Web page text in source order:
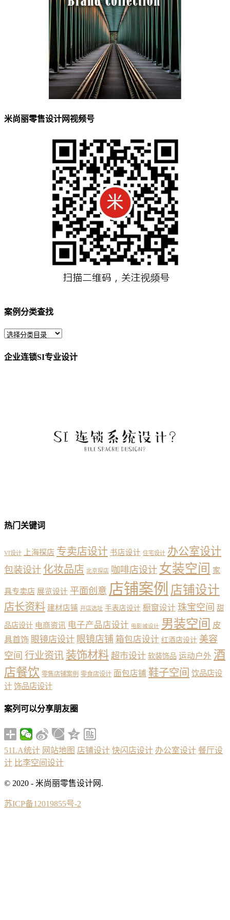
米尚丽零售设计网视频号
案例分类查找
企业连锁SI专业设计
热门关键词
VI设计 上海探店 专卖店设计 书店设计 住宅设计 办公室设计
包装设计 化妆品店 北京探店 咖啡店设计 女装空间 家
具专卖店 展览设计 平面创意 店铺案例 店铺设计
店长资料 建材店铺 开店选址 手表店设计 橱窗设计 珠宝空间 甜
品店设计 电商资讯 电子产品店设计 电影城设计 男装空间 皮
具首饰 眼镜店设计 眼镜店铺 箱包店设计 红酒店设计 美容
空间 行业资讯 装饰材料 超市设计 软装饰品 运动户外 酒
店餐饮 零售店铺案例 零食店设计 面包店铺 鞋子空间 饮品店设
计 饰品店设计
案列可以分享朋友圈
51LA统计 网站地图 店铺设计 快闪店设计 办公室设计 餐厅设
计 比李空间设计
© 2020 - 米尚丽零售设计网.
苏ICP备12019855号-2